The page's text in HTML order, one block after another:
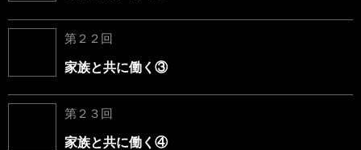
第２２回
家族と共に働く③
第２３回
家族と共に働く④